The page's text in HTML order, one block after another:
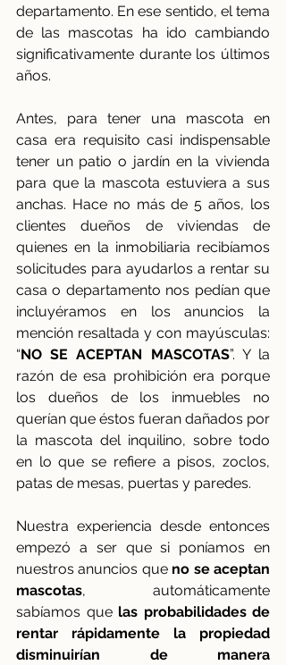
departamento. En ese sentido, el tema
de las mascotas ha ido cambiando
significativamente durante los últimos
años.
Antes, para tener una mascota en
casa era requisito casi indispensable
tener un patio o jardín en la vivienda
para que la mascota estuviera a sus
anchas. Hace no más de 5 años, los
clientes dueños de viviendas de
quienes en la inmobiliaria recibíamos
solicitudes para ayudarlos a rentar su
casa o departamento nos pedían que
incluyéramos en los anuncios la
mención resaltada y con mayúsculas:
“NO SE ACEPTAN MASCOTAS”. Y la
razón de esa prohibición era porque
los dueños de los inmuebles no
querían que éstos fueran dañados por
la mascota del inquilino, sobre todo
en lo que se refiere a pisos, zoclos,
patas de mesas, puertas y paredes.
Nuestra experiencia desde entonces
empezó a ser que si poníamos en
nuestros anuncios que no se aceptan
mascotas, automáticamente
sabíamos que las probabilidades de
rentar rápidamente la propiedad
disminuirían de manera